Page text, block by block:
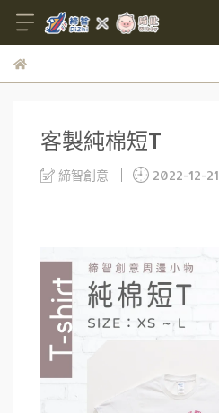
客製純棉短T
締智創意 2022-12-21